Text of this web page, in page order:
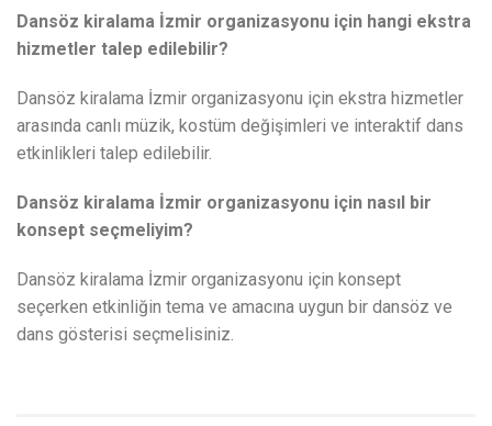
Dansöz kiralama İzmir organizasyonu için hangi ekstra
hizmetler talep edilebilir?
Dansöz kiralama İzmir organizasyonu için ekstra hizmetler
arasında canlı müzik, kostüm değişimleri ve interaktif dans
etkinlikleri talep edilebilir.
Dansöz kiralama İzmir organizasyonu için nasıl bir
konsept seçmeliyim?
Dansöz kiralama İzmir organizasyonu için konsept
seçerken etkinliğin tema ve amacına uygun bir dansöz ve
dans gösterisi seçmelisiniz.